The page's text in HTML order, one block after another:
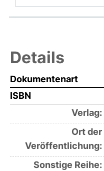
Details
Dokumentenart
ISBN
Verlag:
Ort der
Veröffentlichung:
Sonstige Reihe: